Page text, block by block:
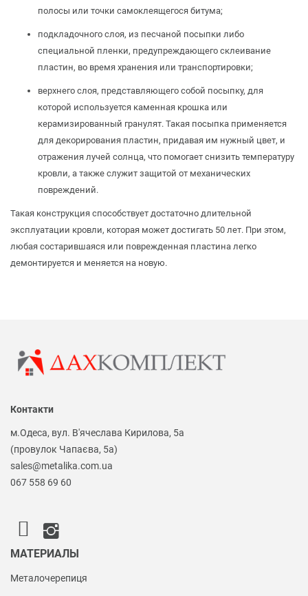
полосы или точки самоклеящегося битума;
подкладочного слоя, из песчаной посыпки либо
специальной пленки, предупреждающего склеивание
пластин, во время хранения или транспортировки;
верхнего слоя, представляющего собой посыпку, для
которой используется каменная крошка или
керамизированный гранулят. Такая посыпка применяется
для декорирования пластин, придавая им нужный цвет, и
отражения лучей солнца, что помогает снизить температуру
кровли, а также служит защитой от механических
повреждений.
Такая конструкция способствует достаточно длительной
эксплуатации кровли, которая может достигать 50 лет. При этом,
любая состарившаяся или поврежденная пластина легко
демонтируется и меняется на новую.
Контакти
м.Одеса, вул. В'ячеслава Кирилова, 5а
(провулок Чапаєва, 5а)
sales@metalika.com.ua
067 558 69 60
МАТЕРИАЛЫ
Металочерепиця